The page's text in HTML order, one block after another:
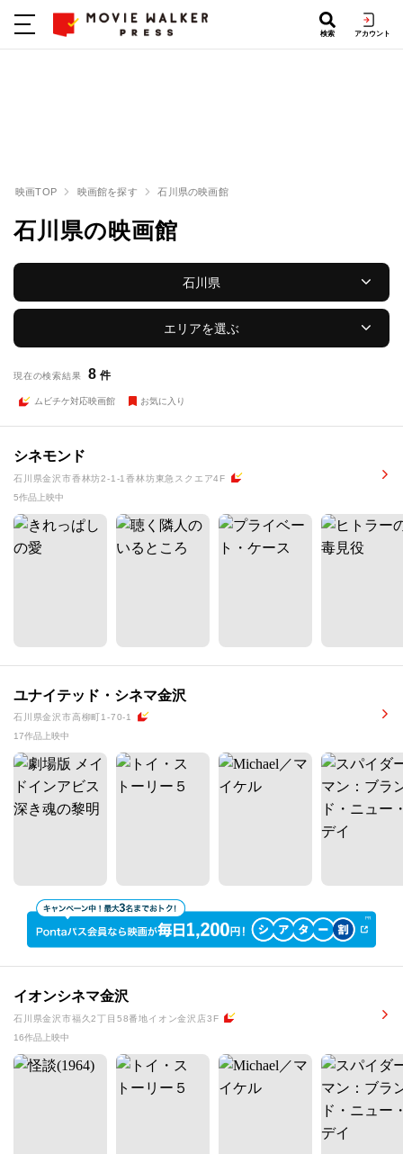
検索 アカウント
映画TOP 映画館を探す 石川県の映画館
石川県の映画館
石川県
エリアを選ぶ
現在の検索結果 8 件
ムビチケ対応映画館 お気に入り
シネモンド
石川県金沢市香林坊2-1-1香林坊東急スクエア4F
5作品上映中
ユナイテッド・シネマ金沢
石川県金沢市高柳町1-70-1
17作品上映中
イオンシネマ金沢
石川県金沢市福久2丁目58番地イオン金沢店3F
16作品上映中